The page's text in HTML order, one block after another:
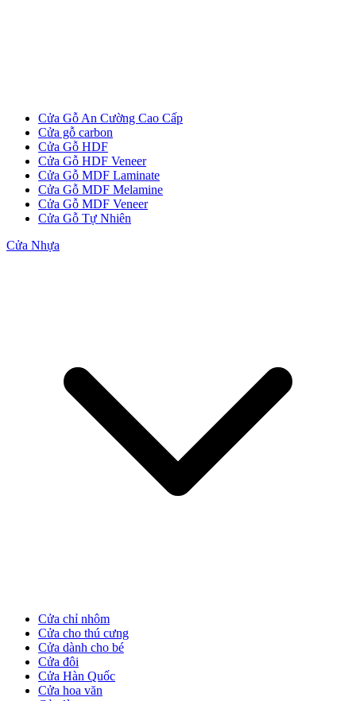
Cửa Gỗ MDF Melamine
Cửa Gỗ MDF Veneer
Cửa Gỗ An Cường Cao Cấp
Cửa gỗ carbon
Cửa Gỗ HDF
Cửa Gỗ HDF Veneer
Cửa Gỗ MDF Laminate
Cửa Gỗ MDF Melamine
Cửa Gỗ MDF Veneer
Cửa Gỗ Tự Nhiên
Cửa Nhựa
Cửa chỉ nhôm
Cửa cho thú cưng
Cửa dành cho bé
Cửa đôi
Cửa Hàn Quốc
Cửa hoa văn